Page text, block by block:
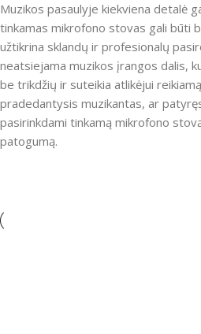
Muzikos pasaulyje kiekviena detalė
tinkamas mikrofono stovas gali būti
užtikrina sklandų ir profesionalų
neatsiejama muzikos įrangos dalis,
be trikdžių ir suteikia atlikėjui
pradedantysis muzikantas, ar
pasirinkdami tinkamą mikrofono
patogumą.